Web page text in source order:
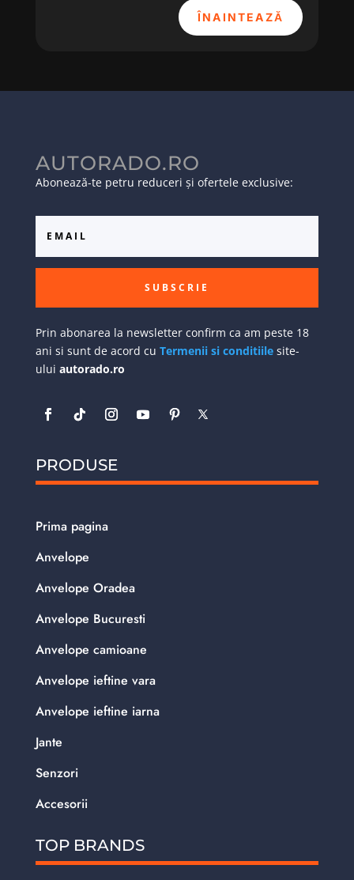
ÎNAINTEAZĂ
AUTORADO.RO
Abonează-te petru reduceri și ofertele exclusive:
SUBSCRIE
Prin abonarea la newsletter confirm ca am peste 18
ani si sunt de acord cu Termenii si conditiilesite-
ului autorado.ro
PRODUSE
Prima pagina
Anvelope
Anvelope Oradea
Anvelope Bucuresti
Anvelope camioane
Anvelope ieftine vara
Anvelope ieftine iarna
Jante
Senzori
Accesorii
TOP BRANDS